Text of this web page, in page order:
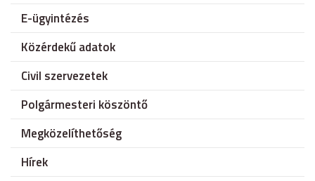
E-ügyintézés
Közérdekű adatok
Civil szervezetek
Polgármesteri köszöntő
Megközelíthetőség
Hírek